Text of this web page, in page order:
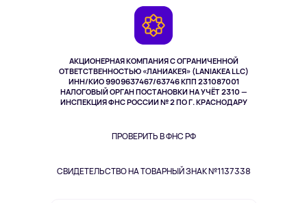
АКЦИОНЕРНАЯ КОМПАНИЯ С ОГРАНИЧЕННОЙ
ОТВЕТСТВЕННОСТЬЮ «ЛАНИАКЕЯ» (LANIAKEA LLC)
ИНН/КИО 9909637467/63746 КПП 231087001
НАЛОГОВЫЙ ОРГАН ПОСТАНОВКИ НА УЧЁТ 2310 —
ИНСПЕКЦИЯ ФНС РОССИИ № 2 ПО Г. КРАСНОДАРУ
ПРОВЕРИТЬ В ФНС РФ
СВИДЕТЕЛЬСТВО НА ТОВАРНЫЙ ЗНАК №1137338
Здоровье питомцев
Одежда и аксессуары